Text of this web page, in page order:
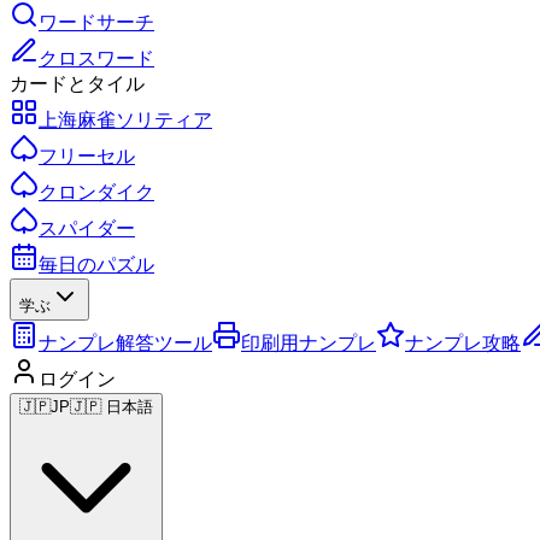
ワードサーチ
クロスワード
カードとタイル
上海麻雀ソリティア
フリーセル
クロンダイク
スパイダー
毎日のパズル
学ぶ
ナンプレ解答ツール 印刷用ナンプレ ナンプレ攻略
ログイン
🇯🇵JP🇯🇵 日本語